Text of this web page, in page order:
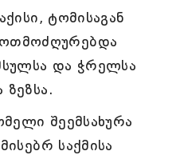
ტომისაგან
და ჭრელსა
ზეზსა.
შეემსახურა
საქმისა